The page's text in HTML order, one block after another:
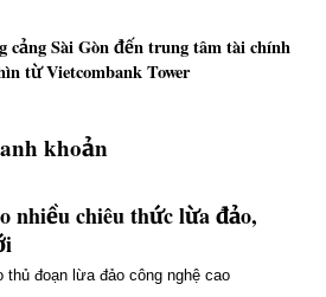
cảng Sài Gòn đến trung tâm tài chính
từ Vietcombank Tower
khoản
nhiều chiêu thức lừa đảo,
thủ đoạn lừa đảo công nghệ cao